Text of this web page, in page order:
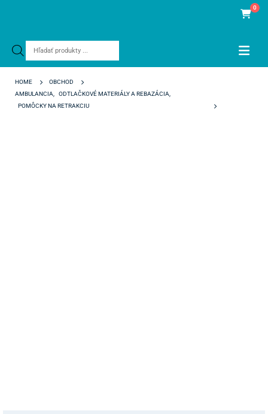
Products
0
HOME
OBCHOD
AMBULANCIA
ODTLAČKOVÉ MATERIÁLY A REBAZÁCIA
POMÔCKY NA RETRAKCIU